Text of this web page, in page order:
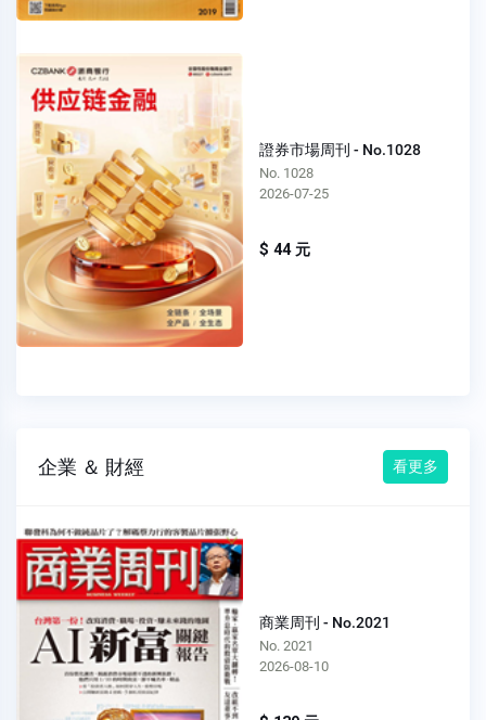
證券市場周刊 - No.1028
No. 1028
2026-07-25
$ 44 元
企業 ＆ 財經 看更多
商業周刊 - No.2021
No. 2021
2026-08-10